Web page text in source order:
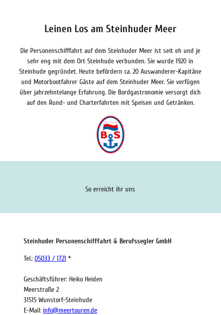
Leinen Los am Steinhuder Meer
Die Personenschifffahrt auf dem Steinhuder Meer ist seit eh und je
sehr eng mit dem Ort Steinhude verbunden. Sie wurde 1920 in
Steinhude gegründet. Heute befördern ca. 20 Auswanderer-Kapitäne
und Motorbootfahrer Gäste auf dem Steinhuder Meer. Sie verfügen
über jahrzehntelange Erfahrung. Die Bordgastronomie versorgt dich
auf den Rund- und Charterfahrten mit Speisen und Getränken.
So erreicht ihr uns
Steinhuder Personenschifffahrt & Berufssegler GmbH
Tel.: 05033 / 1721 *
Geschäftsführer: Heiko Heiden
Meerstraße 2
31515 Wunstorf-Steinhude
E-Mail: info@meertouren.de